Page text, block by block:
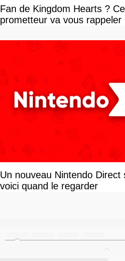
Fan de Kingdom Hearts ?
prometteur va vous
Un nouveau Nintendo Direct
voici quand le regarder